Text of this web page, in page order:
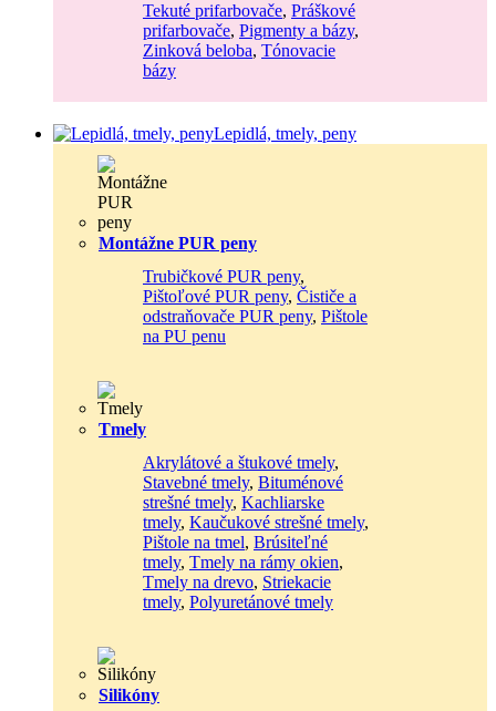
Tekuté prifarbovače, Práškové
prifarbovače, Pigmenty a bázy,
Zinková beloba, Tónovacie
bázy
Lepidlá, tmely, peny
Montážne PUR peny
Trubičkové PUR peny,
Pištoľové PUR peny, Čističe a
odstraňovače PUR peny, Pištole
na PU penu
Tmely
Akrylátové a štukové tmely,
Stavebné tmely, Bituménové
strešné tmely, Kachliarske
tmely, Kaučukové strešné tmely,
Pištole na tmel, Brúsiteľné
tmely, Tmely na rámy okien,
Tmely na drevo, Striekacie
tmely, Polyuretánové tmely
Silikóny